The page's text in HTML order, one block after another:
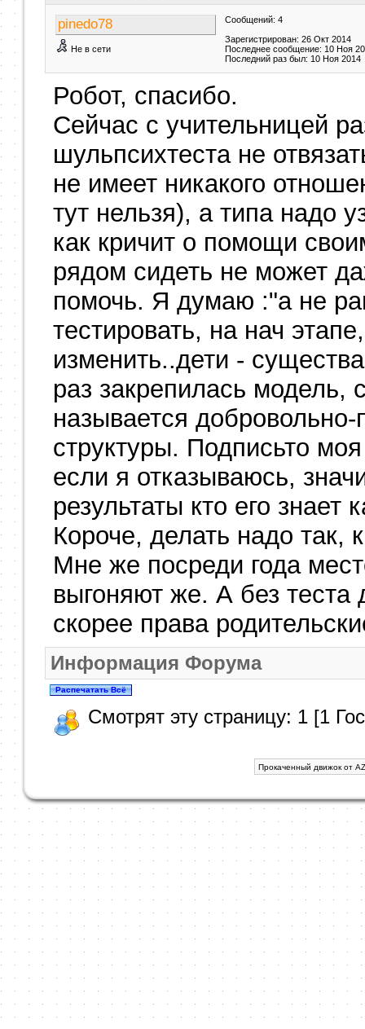
pinedo78
Не в сети
Сообщений: 4
Зарегистрирован: 26 Окт 2014
Последнее сообщение: 10 Ноя
Последний раз был: 10 Ноя 2014
Робот, спасибо.
Сейчас с учительницей
шульпсихтеста не
не имеет никакого
тут нельзя), а типа надо
как кричит о помощи
рядом сидеть не может
помочь. Я думаю :"а не
тестировать, на нач
изменить..дети -
раз закрепилась модель,
называется
структуры. Подписьто
если я отказываюсь,
результаты кто его знает
Короче, делать надо так,
Мне же посреди года
выгоняют же. А без теста
скорее права
Информация Форума
Смотрят эту страницу: 1 [1
Прокаченный движок от